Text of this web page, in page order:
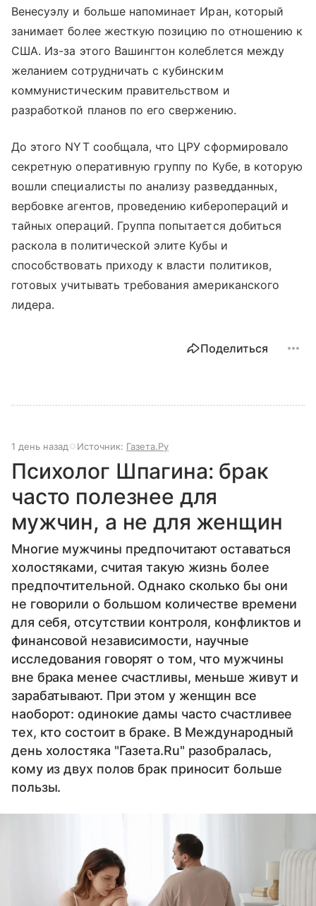
Венесуэлу и больше напоминает Иран, который
занимает более жесткую позицию по отношению к
США. Из-за этого Вашингтон колеблется между
желанием сотрудничать с кубинским
коммунистическим правительством и
разработкой планов по его свержению.
До этого NYT сообщала, что ЦРУ сформировало
секретную оперативную группу по Кубе, в которую
вошли специалисты по анализу разведданных,
вербовке агентов, проведению киберопераций и
тайных операций. Группа попытается добиться
раскола в политической элите Кубы и
способствовать приходу к власти политиков,
готовых учитывать требования американского
лидера.
Поделиться
1 день назад Источник: Газета.Ру
Психолог Шпагина: брак
часто полезнее для
мужчин, а не для женщин
Многие мужчины предпочитают оставаться
холостяками, считая такую жизнь более
предпочтительной. Однако сколько бы они
не говорили о большом количестве времени
для себя, отсутствии контроля, конфликтов и
финансовой независимости, научные
исследования говорят о том, что мужчины
вне брака менее счастливы, меньше живут и
зарабатывают. При этом у женщин все
наоборот: одинокие дамы часто счастливее
тех, кто состоит в браке. В Международный
день холостяка "Газета.Ru" разобралась,
кому из двух полов брак приносит больше
пользы.